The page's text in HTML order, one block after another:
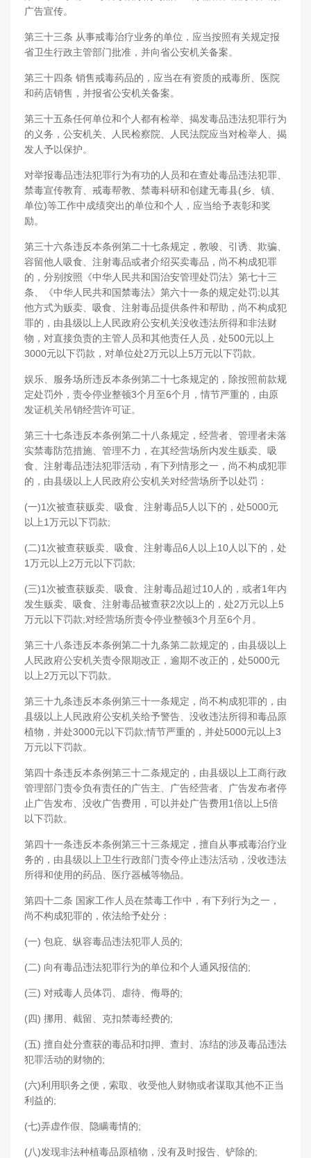
广告宣传。
第三十三条 从事戒毒治疗业务的单位，应当按照有关规定报
省卫生行政主管部门批准，并向省公安机关备案。
第三十四条 销售戒毒药品的，应当在有资质的戒毒所、医院
和药店销售，并报省公安机关备案。
第三十五条任何单位和个人都有检举、揭发毒品违法犯罪行为
的义务，公安机关、人民检察院、人民法院应当对检举人、揭
发人予以保护。
对举报毒品违法犯罪行为有功的人员和在查处毒品违法犯罪、
禁毒宣传教育、戒毒帮教、禁毒科研和创建无毒县(乡、镇、
单位)等工作中成绩突出的单位和个人，应当给予表彰和奖
励。
第三十六条违反本条例第二十七条规定，教唆、引诱、欺骗、
容留他人吸食、注射毒品或者介绍买卖毒品，尚不构成犯罪
的，分别按照《中华人民共和国治安管理处罚法》第七十三
条、《中华人民共和国禁毒法》第六十一条的规定处罚;以其
他方式为贩卖、吸食、注射毒品提供条件和帮助，尚不构成犯
罪的，由县级以上人民政府公安机关没收违法所得和非法财
物，对直接负责的主管人员和其他责任人员，处500元以上
3000元以下罚款，对单位处2万元以上5万元以下罚款。
娱乐、服务场所违反本条例第二十七条规定的，除按照前款规
定处罚外，责令停业整顿3个月至6个月，情节严重的，由原
发证机关吊销经营许可证。
第三十七条违反本条例第二十八条规定，经营者、管理者未落
实禁毒防范措施、管理不力，在其经营场所内发生贩卖、吸
食、注射毒品违法犯罪活动，有下列情形之一，尚不构成犯罪
的，由县级以上人民政府公安机关对经营场所予以处罚：
(一)1次被查获贩卖、吸食、注射毒品5人以下的，处5000元
以上1万元以下罚款;
(二)1次被查获贩卖、吸食、注射毒品6人以上10人以下的，处
1万元以上2万元以下罚款;
(三)1次被查获贩卖、吸食、注射毒品超过10人的，或者1年内
发生贩卖、吸食、注射毒品被查获2次以上的，处2万元以上5
万元以下罚款;对经营场所责令停业整顿3个月至6个月。
第三十八条违反本条例第二十九条第二款规定的，由县级以上
人民政府公安机关责令限期改正，逾期不改正的，处5000元
以上2万元以下罚款。
第三十九条违反本条例第三十一条规定，尚不构成犯罪的，由
县级以上人民政府公安机关给予警告、没收违法所得和毒品原
植物，并处3000元以下罚款;情节严重的，并处5000元以上3
万元以下罚款。
第四十条违反本条例第三十二条规定的，由县级以上工商行政
管理部门责令负有责任的广告主、广告经营者、广告发布者停
止广告发布、没收广告费用，可以并处广告费用1倍以上5倍
以下罚款。
第四十一条违反本条例第三十三条规定，擅自从事戒毒治疗业
务的，由县级以上卫生行政部门责令停止违法活动，没收违法
所得和使用的药品、医疗器械等物品。
第四十二条 国家工作人员在禁毒工作中，有下列行为之一，
尚不构成犯罪的，依法给予处分：
(一) 包庇、纵容毒品违法犯罪人员的;
(二) 向有毒品违法犯罪行为的单位和个人通风报信的;
(三) 对戒毒人员体罚、虐待、侮辱的;
(四) 挪用、截留、克扣禁毒经费的;
(五) 擅自处分查获的毒品和扣押、查封、冻结的涉及毒品违法
犯罪活动的财物的;
(六)利用职务之便，索取、收受他人财物或者谋取其他不正当
利益的;
(七)弄虚作假、隐瞒毒情的;
(八)发现非法种植毒品原植物，没有及时报告、铲除的;